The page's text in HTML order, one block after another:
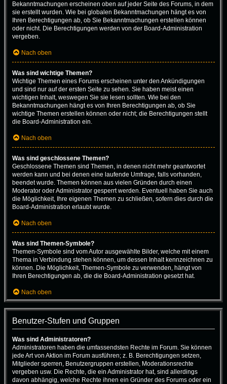
Bekanntmachungen erscheinen oben auf jeder Seite des Forums, in dem
sie erstellt wurden. Wie bei globalen Bekanntmachungen hängt es von
Ihren Berechtigungen ab, ob Sie Bekanntmachungen erstellen können
oder nicht. Die Berechtigungen werden von der Board-Administration
vergeben.
Nach oben
Was sind wichtige Themen?
Wichtige Themen eines Forums erscheinen unter den Ankündigungen
und sind nur auf der ersten Seite zu sehen. Sie haben meist einen
wichtigen Inhalt, weswegen Sie sie lesen sollten. Wie bei den
Bekanntmachungen hängt es von Ihren Berechtigungen ab, ob Sie
wichtige Themen erstellen können oder nicht; die Berechtigungen stellt
die Board-Administration ein.
Nach oben
Was sind geschlossene Themen?
Geschlossene Themen sind Themen, in denen nicht mehr geantwortet
werden kann und bei denen eine laufende Umfrage, falls vorhanden,
beendet wurde. Themen können aus vielen Gründen durch einen
Moderator oder Administrator gesperrt werden. Eventuell haben Sie auch
die Möglichkeit, Ihre eigenen Themen zu schließen, sofern dies durch die
Board-Administration erlaubt wurde.
Nach oben
Was sind Themen-Symbole?
Themen-Symbole sind vom Autor ausgewählte Bilder, welche mit einem
Thema in Verbindung stehen können, um dessen Inhalt kennzeichnen zu
können. Die Möglichkeit, Themen-Symbole zu verwenden, hängt von
Ihren Berechtigungen ab, die die Board-Administration gesetzt hat.
Nach oben
Benutzer-Stufen und Gruppen
Was sind Administratoren?
Administratoren haben die umfassendsten Rechte im Forum. Sie können
jede Art von Aktion im Forum ausführen; z. B. Berechtigungen setzen,
Mitglieder sperren, Benutzergruppen erstellen, Moderationsrechte
vergeben usw. Die Rechte, die ein Administrator hat, sind allerdings
davon abhängig, welche Rechte ihnen ein Gründer des Forums oder ein